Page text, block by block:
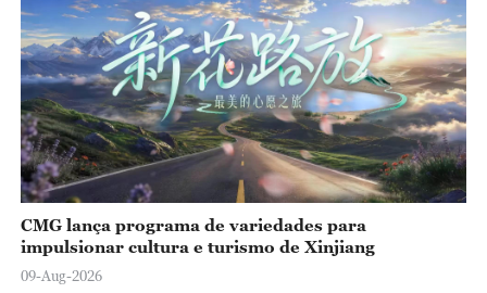
CMG lança programa de variedades para
impulsionar cultura e turismo de Xinjiang
09-Aug-2026